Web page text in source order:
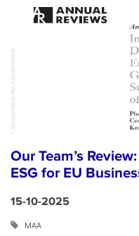
Our Team’s
ESG for EU
15-10-2025
ΜΑΑ